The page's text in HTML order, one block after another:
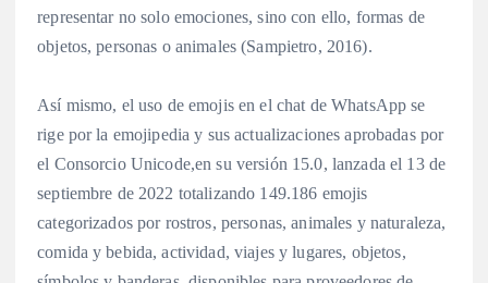
representar no solo emociones, sino con ello, formas de
objetos, personas o animales (Sampietro, 2016).
Así mismo, el uso de emojis en el chat de WhatsApp se
rige por la emojipedia y sus actualizaciones aprobadas por
el Consorcio Unicode,en su versión 15.0, lanzada el 13 de
septiembre de 2022 totalizando 149.186 emojis
categorizados por rostros, personas, animales y naturaleza,
comida y bebida, actividad, viajes y lugares, objetos,